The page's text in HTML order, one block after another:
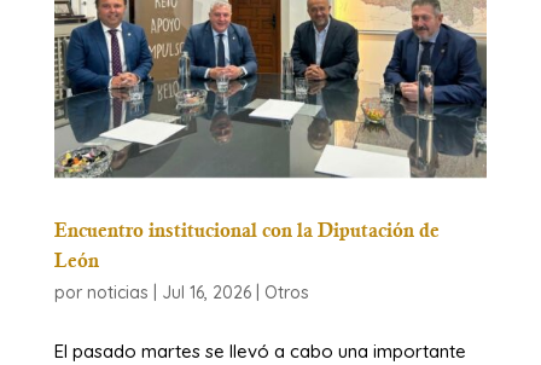
Encuentro institucional con la Diputación de
León
por noticias Jul 16, 2026| Otros
El pasado martes se llevó a cabo una importante